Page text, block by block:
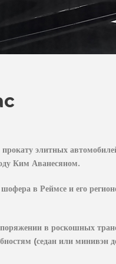
элитных
Ким Аванесяном.
в Реймсе и его
в роскошных
(седан или минивэн